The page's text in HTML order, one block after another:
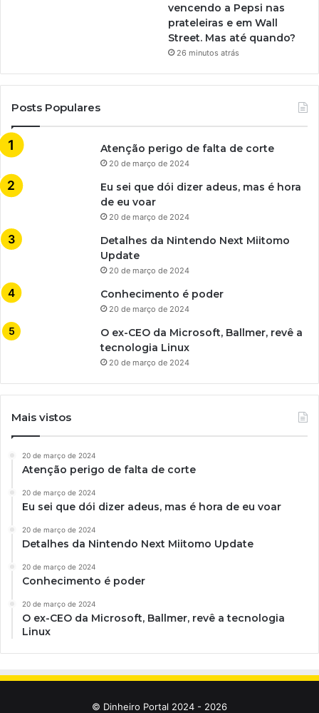
vencendo a Pepsi nas
prateleiras e em Wall
Street. Mas até quando?
26 minutos atrás
Posts Populares
Atenção perigo de falta de corte
20 de março de 2024
Eu sei que dói dizer adeus, mas é hora
de eu voar
20 de março de 2024
Detalhes da Nintendo Next Miitomo
Update
20 de março de 2024
Conhecimento é poder
20 de março de 2024
O ex-CEO da Microsoft, Ballmer, revê a
tecnologia Linux
20 de março de 2024
Mais vistos
20 de março de 2024
Atenção perigo de falta de corte
20 de março de 2024
Eu sei que dói dizer adeus, mas é hora de eu voar
20 de março de 2024
Detalhes da Nintendo Next Miitomo Update
20 de março de 2024
Conhecimento é poder
20 de março de 2024
O ex-CEO da Microsoft, Ballmer, revê a tecnologia
Linux
© Dinheiro Portal 2024 - 2026